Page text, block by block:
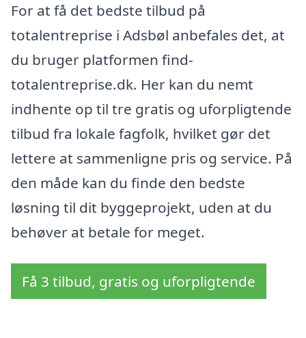
For at få det bedste tilbud på
totalentreprise i Adsbøl anbefales det, at
du bruger platformen find-
totalentreprise.dk. Her kan du nemt
indhente op til tre gratis og uforpligtende
tilbud fra lokale fagfolk, hvilket gør det
lettere at sammenligne pris og service. På
den måde kan du finde den bedste
løsning til dit byggeprojekt, uden at du
behøver at betale for meget.
Få 3 tilbud, gratis og uforpligtende